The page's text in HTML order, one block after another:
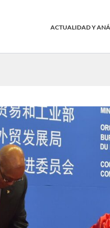
ACTUALIDAD Y